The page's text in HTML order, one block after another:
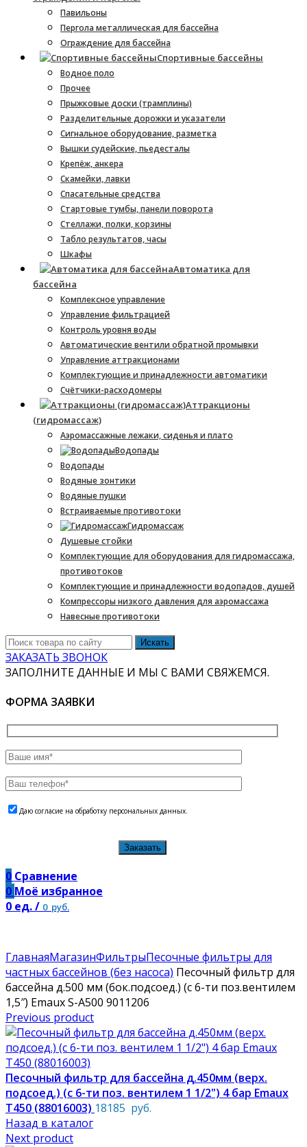
Павильоны
Пергола металлическая для бассейна
Ограждение для бассейна
Спортивные бассейны
Водное поло
Прочее
Прыжковые доски (трамплины)
Разделительные дорожки и указатели
Cигнальное оборудование, разметка
Вышки судейские, пьедесталы
Крепёж, анкера
Скамейки, лавки
Спасательные средства
Стартовые тумбы, панели поворота
Стеллажи, полки, корзины
Табло результатов, часы
Шкафы
Автоматика для
бассейна
Комплексное управление
Управление фильтрацией
Контроль уровня воды
Автоматические вентили обратной промывки
Управление аттракционами
Комплектующие и принадлежности автоматики
Счётчики-расходомеры
Аттракционы
(гидромассаж)
Аэромассажные лежаки, сиденья и плато
Водопады
Водопады
Водяные зонтики
Водяные пушки
Встраиваемые противотоки
Гидромассаж
Душевые стойки
Комплектующие для оборудования для гидромассажа,
противотоков
Комплектующие и принадлежности водопадов, душей
Компрессоры низкого давления для аэромассажа
Навесные противотоки
Искать
ЗАКАЗАТЬ ЗВОНОК
ЗАПОЛНИТЕ ДАННЫЕ И МЫ С ВАМИ СВЯЖЕМСЯ.
ФОРМА ЗАЯВКИ
Даю согласие на обработку персональных данных.
Заказать
0 Сравнение
0 Моё избранное
0 ед./ 0 руб.
ГлавнаяМагазинФильтрыПесочные фильтры для
частных бассейнов (без насоса) Песочный фильтр для
бассейна д.500 мм (бок.подсоед.) (с 6-ти поз.вентилем
1,5″) Emaux S-A500 9011206
Previous product
Песочный фильтр для бассейна д.450мм (верх.
подсоед.) (с 6-ти поз. вентилем 1 1/2") 4 бар Emaux
T450 (88016003) 18185 руб.
Назад в каталог
Next product